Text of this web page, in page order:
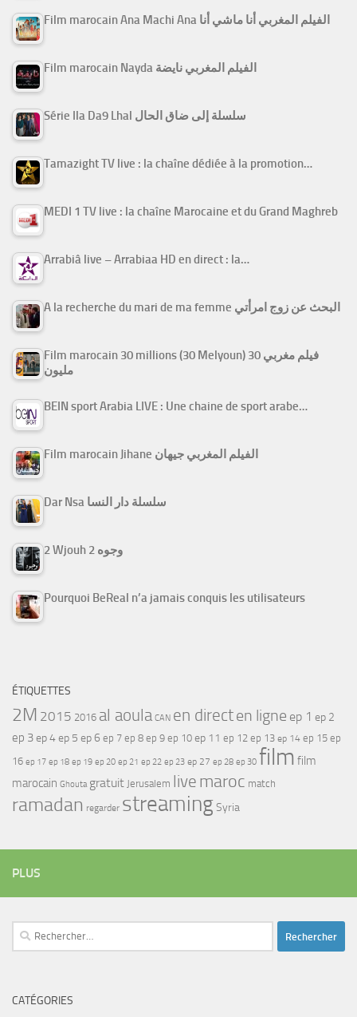
Film marocain Ana Machi Ana الفيلم المغربي أنا ماشي أنا
Film marocain Nayda الفيلم المغربي نايضة
Série Ila Da9 Lhal سلسلة إلى ضاق الحال
Tamazight TV live : la chaîne dédiée à la promotion…
MEDI 1 TV live : la chaîne Marocaine et du Grand Maghreb
Arrabiâ live – Arrabiaa HD en direct : la…
A la recherche du mari de ma femme البحث عن زوج امرأتي
Film marocain 30 millions (30 Melyoun) فيلم مغربي 30
مليون
BEIN sport Arabia LIVE : Une chaine de sport arabe…
Film marocain Jihane الفيلم المغربي جيهان
Dar Nsa سلسلة دار النسا
2 Wjouh 2 وجوه
Pourquoi BeReal n’a jamais conquis les utilisateurs
ÉTIQUETTES
2M 2015 2016 al aoula CAN en directen ligne ep 1 ep 2
ep 3ep 4ep 5 ep 6 ep 7 ep 8 ep 9 ep 10 ep 11 ep 12 ep 13 ep 14 ep 15 ep
16 ep 17 ep 18 ep 19 ep 20 ep 21 ep 22 ep 23 ep 27 ep 28 ep 30 film film
marocain Ghouta gratuit Jerusalem live maroc match
ramadan regarder streamingSyria
PLUS
Rechercher :
CATÉGORIES